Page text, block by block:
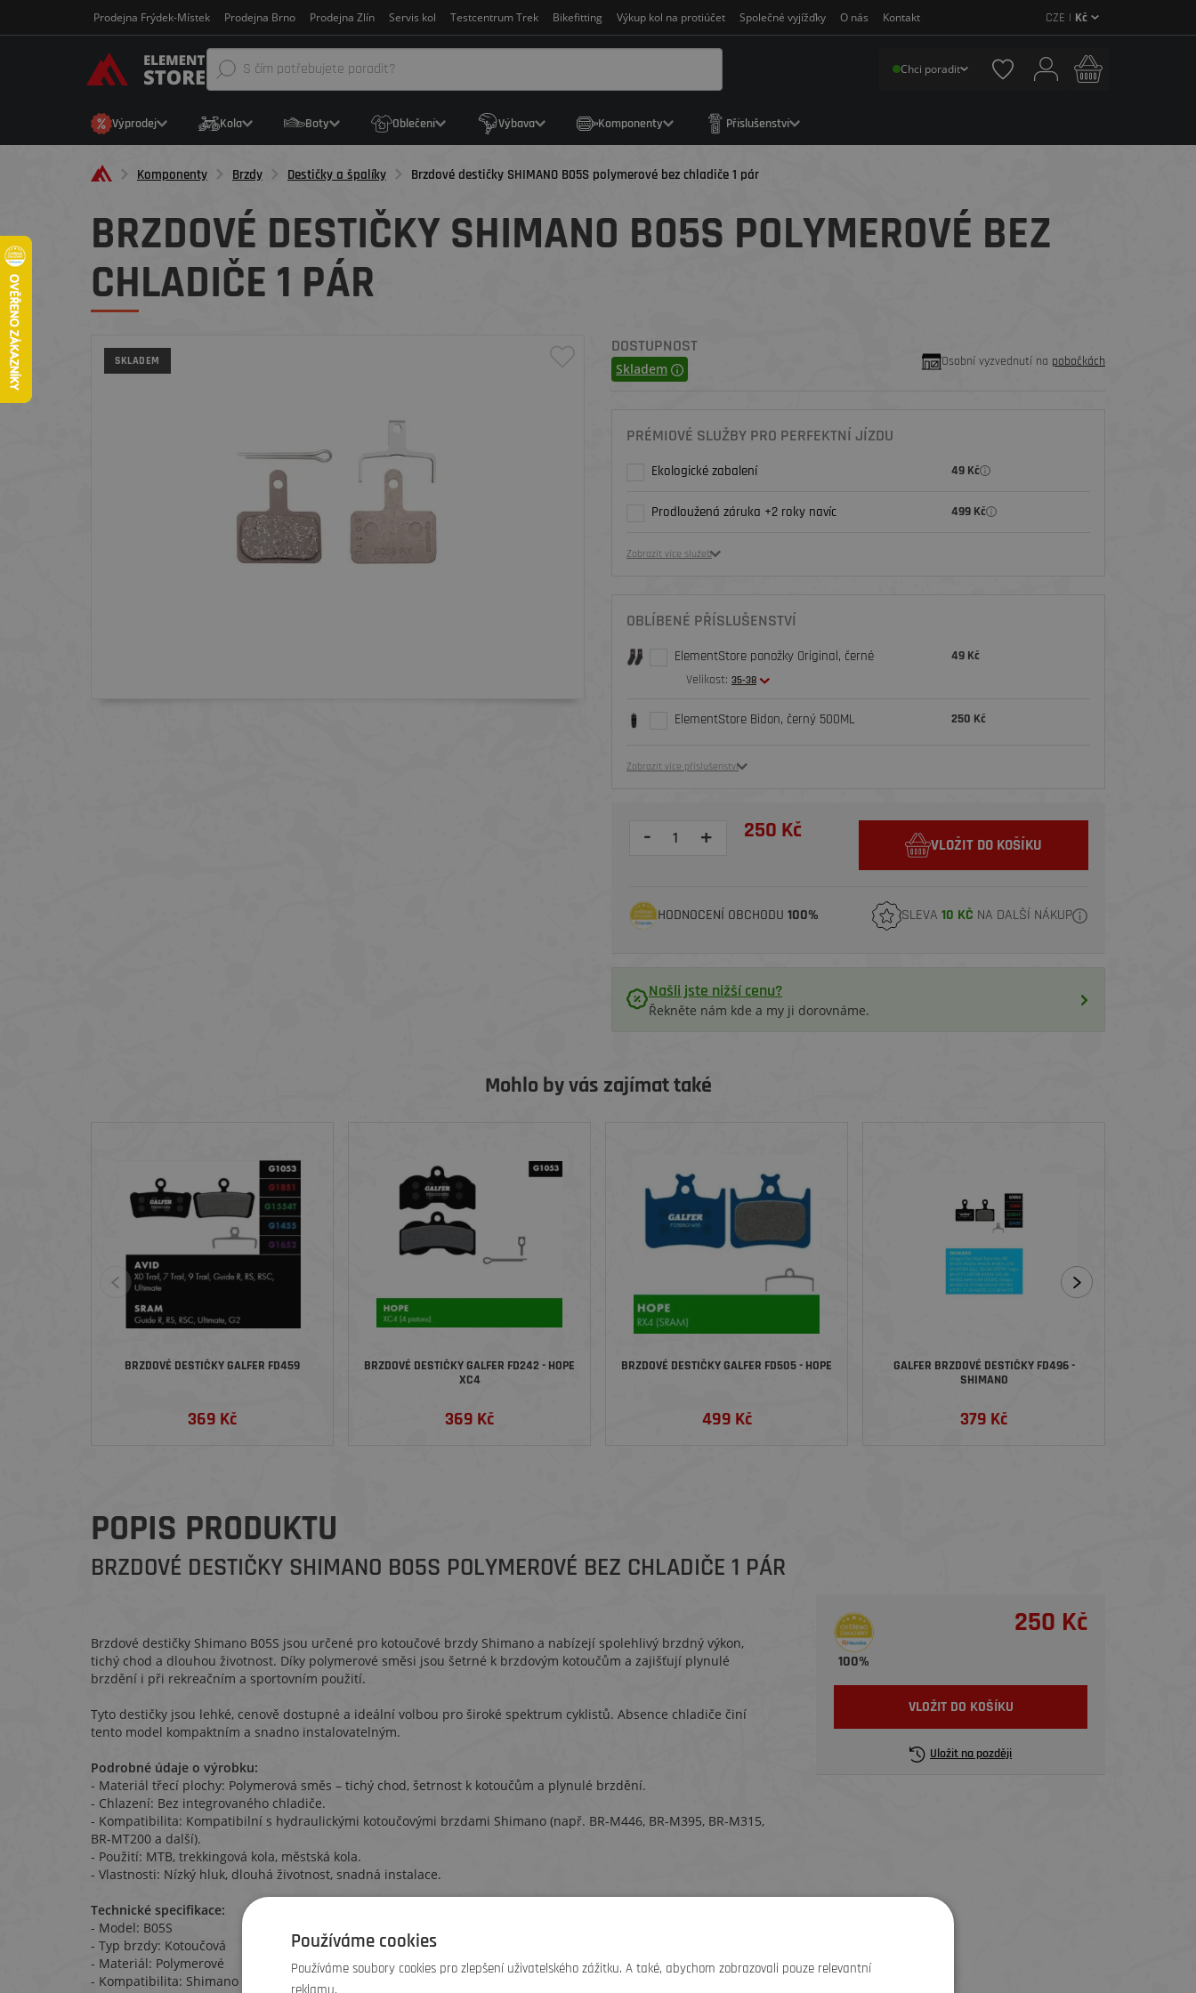
Prodejna Frýdek-Místek Prodejna Brno Prodejna Zlín Servis kol Testcentrum Trek Bikefitting Výkup kol na protiúčet Společné vyjížďky O nás Kontakt CZE | Kč
Chci poradit
Výprodej Kola Boty Oblečení Výbava Komponenty Příslušenství
Komponenty Brzdy Destičky a špalíky Brzdové destičky SHIMANO B05S polymerové bez chladiče 1 pár
BRZDOVÉ DESTIČKY SHIMANO B05S POLYMEROVÉ BEZ
CHLADIČE 1 PÁR
SKLADEM
DOSTUPNOST
Skladem Osobní vyzvednutí na pobočkách
PRÉMIOVÉ SLUŽBY PRO PERFEKTNÍ JÍZDU
Ekologické zabalení 49 Kč
Prodloužená záruka +2 roky navíc 499 Kč
Zobrazit více služeb
OBLÍBENÉ PŘÍSLUŠENSTVÍ
ElementStore ponožky Original, černé
Velikost: 35-38
49 Kč
ElementStore Bidon, černý 500ML 250 Kč
Zobrazit více příslušenství
- + 250 Kč
VLOŽIT DO KOŠÍKU
HODNOCENÍ OBCHODU 100% SLEVA 10 KČ NA DALŠÍ NÁKUP
Našli jste nižší cenu?
Řekněte nám kde a my ji dorovnáme.
Mohlo by vás zajímat také
BRZDOVÉ DESTIČKY GALFER FD459
369 Kč
BRZDOVÉ DESTIČKY GALFER FD242 - HOPE
XC4
369 Kč
BRZDOVÉ DESTIČKY GALFER FD505 - HOPE
499 Kč
GALFER BRZDOVÉ DESTIČKY FD496 -
SHIMANO
379 Kč
POPIS PRODUKTU
BRZDOVÉ DESTIČKY SHIMANO B05S POLYMEROVÉ BEZ CHLADIČE 1 PÁR
Brzdové destičky Shimano B05S jsou určené pro kotoučové brzdy Shimano a nabízejí spolehlivý brzdný výkon,
tichý chod a dlouhou životnost. Díky polymerové směsi jsou šetrné k brzdovým kotoučům a zajišťují plynulé
brzdění i při rekreačním a sportovním použití.
Tyto destičky jsou lehké, cenově dostupné a ideální volbou pro široké spektrum cyklistů. Absence chladiče činí
tento model kompaktním a snadno instalovatelným.
Podrobné údaje o výrobku:
- Materiál třecí plochy: Polymerová směs – tichý chod, šetrnost k kotoučům a plynulé brzdění.
- Chlazení: Bez integrovaného chladiče.
- Kompatibilita: Kompatibilní s hydraulickými kotoučovými brzdami Shimano (např. BR-M446, BR-M395, BR-M315,
BR-MT200 a další).
- Použití: MTB, trekkingová kola, městská kola.
- Vlastnosti: Nízký hluk, dlouhá životnost, snadná instalace.
Technické specifikace:
- Model: B05S
- Typ brzdy: Kotoučová
- Materiál: Polymerové
- Kompatibilita: Shimano BR-M446, BR-M395, BR-M315, BR-MT200 a další
100%
250 Kč
VLOŽIT DO KOŠÍKU
Uložit na později
Používáme cookies
Používáme soubory cookies pro zlepšení uživatelského zážitku. A také, abychom zobrazovali pouze relevantní